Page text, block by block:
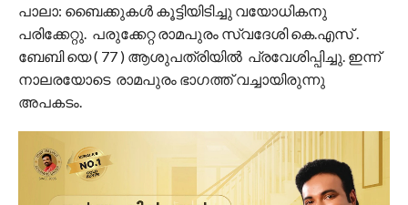
പാലാ: ബൈക്കുകൾ കൂട്ടിയിടിച്ചു വയോധികനു
പരിക്കേറ്റു. പരുക്കേറ്റ രാമപുരം സ്വദേശി കെ.എസ് .
ബേബി യെ ( 77 ) ആശുപത്രിയിൽ പ്രവേശിപ്പിച്ചു. ഇന്ന്
നാലരയോടെ രാമപുരം ഭാഗത്ത് വച്ചായിരുന്നു
അപകടം.